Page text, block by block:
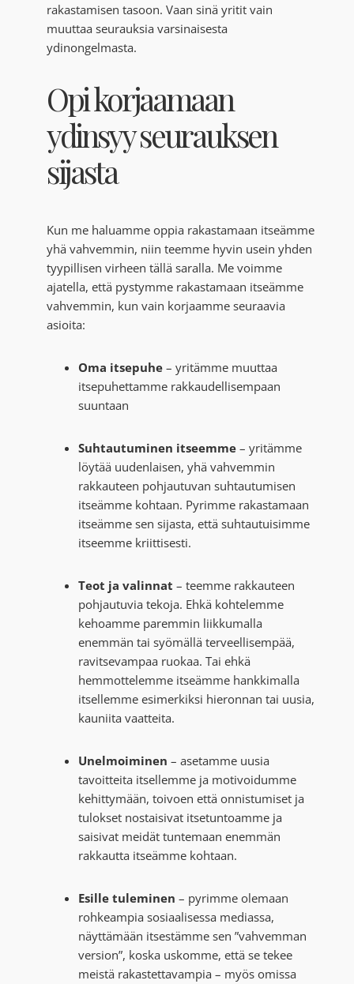
rakastamisen tasoon. Vaan sinä yritit vain
muuttaa seurauksia varsinaisesta
ydinongelmasta.
Opi korjaamaan
ydinsyy seurauksen
sijasta
Kun me haluamme oppia rakastamaan itseämme
yhä vahvemmin, niin teemme hyvin usein yhden
tyypillisen virheen tällä saralla. Me voimme
ajatella, että pystymme rakastamaan itseämme
vahvemmin, kun vain korjaamme seuraavia
asioita:
Oma itsepuhe – yritämme muuttaa
itsepuhettamme rakkaudellisempaan
suuntaan
Suhtautuminen itseemme – yritämme
löytää uudenlaisen, yhä vahvemmin
rakkauteen pohjautuvan suhtautumisen
itseämme kohtaan. Pyrimme rakastamaan
itseämme sen sijasta, että suhtautuisimme
itseemme kriittisesti.
Teot ja valinnat – teemme rakkauteen
pohjautuvia tekoja. Ehkä kohtelemme
kehoamme paremmin liikkumalla
enemmän tai syömällä terveellisempää,
ravitsevampaa ruokaa. Tai ehkä
hemmottelemme itseämme hankkimalla
itsellemme esimerkiksi hieronnan tai uusia,
kauniita vaatteita.
Unelmoiminen – asetamme uusia
tavoitteita itsellemme ja motivoidumme
kehittymään, toivoen että onnistumiset ja
tulokset nostaisivat itsetuntoamme ja
saisivat meidät tuntemaan enemmän
rakkautta itseämme kohtaan.
Esille tuleminen – pyrimme olemaan
rohkeampia sosiaalisessa mediassa,
näyttämään itsestämme sen ”vahvemman
version”, koska uskomme, että se tekee
meistä rakastettavampia – myös omissa